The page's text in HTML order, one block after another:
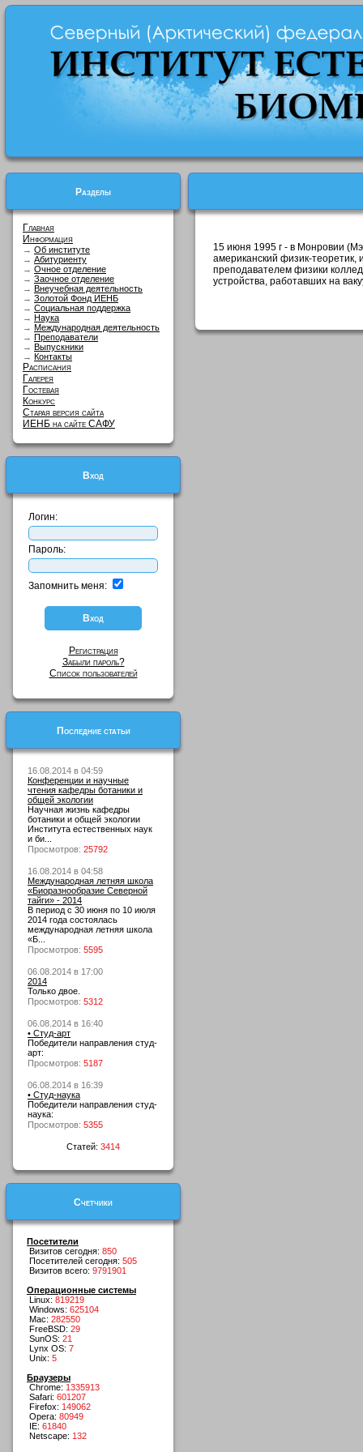
Разделы
Главная
Информация
→ Об институте
→ Абитуриенту
→ Очное отделение
→ Заочное отделение
→ Внеучебная деятельность
→ Золотой Фонд ИЕНБ
→ Социальная поддержка
→ Наука
→ Международная деятельность
→ Преподаватели
→ Выпускники
→ Контакты
Расписания
Галерея
Гостевая
Конкурс
Старая версия сайта
ИЕНБ на сайте САФУ
Вход
Логин:
Пароль:
Запомнить меня:
Регистрация
Забыли пароль?
Список пользователей
Последние статьи
16.08.2014 в 04:59
Конференции и научные
чтения кафедры ботаники и
общей экологии
Научная жизнь кафедры
ботаники и общей экологии
Института естественных наук
и би...
Просмотров: 25792
16.08.2014 в 04:58
Международная летняя школа
«Биоразнообразие Северной
тайги» - 2014
В период с 30 июня по 10 июля
2014 года состоялась
международная летняя школа
«Б...
Просмотров: 5595
06.08.2014 в 17:00
2014
Только двое.
Просмотров: 5312
06.08.2014 в 16:40
• Студ-арт
Победители направления студ-
арт:
Просмотров: 5187
06.08.2014 в 16:39
• Студ-наука
Победители направления студ-
наука:
Просмотров: 5355
Статей: 3414
Счетчики
Посетители
Визитов сегодня: 850
Посетителей сегодня: 505
Визитов всего: 9791901
Операционные системы
Linux: 819219
Windows: 625104
Mac: 282550
FreeBSD: 29
SunOS: 21
Lynx OS: 7
Unix: 5
Браузеры
Chrome: 1335913
Safari: 601207
Firefox: 149062
Opera: 80949
IE: 61840
Netscape: 132
15 июня 1995 г - в Монровии
американский физик-теоретик,
преподавателем физики
устройства, работавших на